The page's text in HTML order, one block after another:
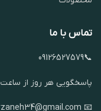
تماس با ما
📞09126527579
پاسخگویی هر روز از ساعت ۸ صبح تا ۱۲ بامداد
📧 Alipoorfarzaneh34@gmail.com